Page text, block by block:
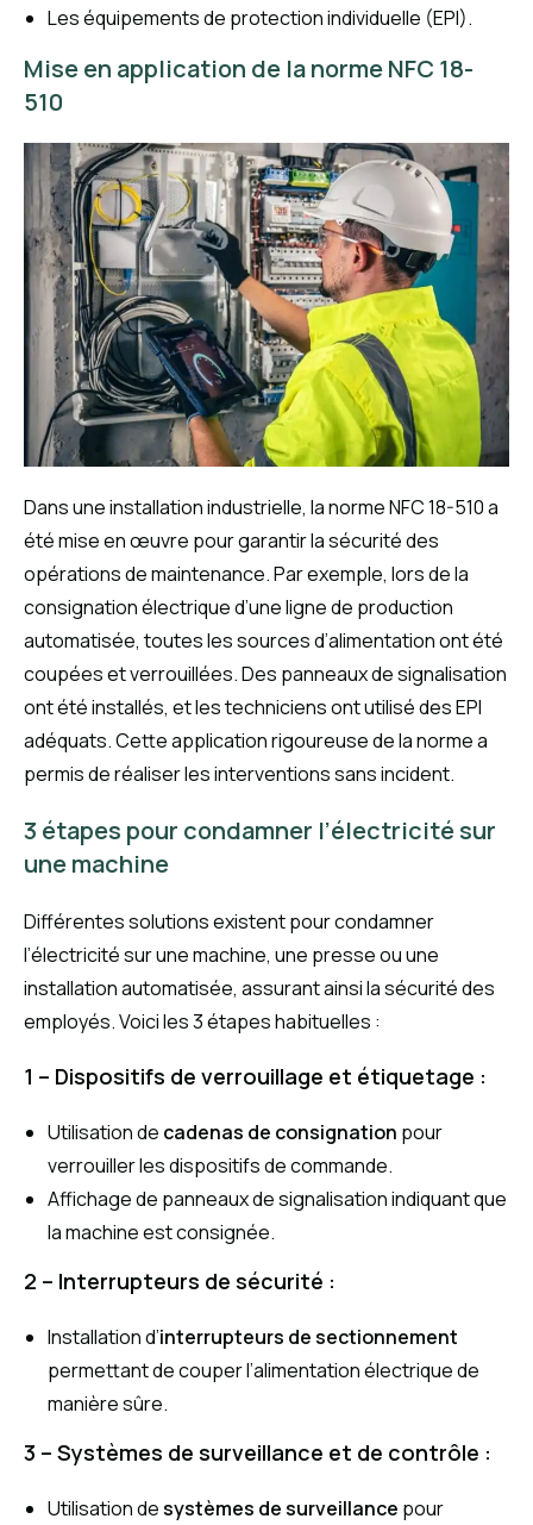
Les équipements de protection individuelle (EPI).
Mise en application de la norme NFC 18-
510
Dans une installation industrielle, la norme NFC 18-510 a
été mise en œuvre pour garantir la sécurité des
opérations de maintenance. Par exemple, lors de la
consignation électrique d’une ligne de production
automatisée, toutes les sources d’alimentation ont été
coupées et verrouillées. Des panneaux de signalisation
ont été installés, et les techniciens ont utilisé des EPI
adéquats. Cette application rigoureuse de la norme a
permis de réaliser les interventions sans incident.
3 étapes pour condamner l’électricité sur
une machine
Différentes solutions existent pour condamner
l’électricité sur une machine, une presse ou une
installation automatisée, assurant ainsi la sécurité des
employés. Voici les 3 étapes habituelles :
1 – Dispositifs de verrouillage et étiquetage :
Utilisation de cadenas de consignation pour
verrouiller les dispositifs de commande.
Affichage de panneaux de signalisation indiquant que
la machine est consignée.
2 – Interrupteurs de sécurité :
Installation d’interrupteurs de sectionnement
permettant de couper l’alimentation électrique de
manière sûre.
3 – Systèmes de surveillance et de contrôle :
Utilisation desystèmes de surveillance pour